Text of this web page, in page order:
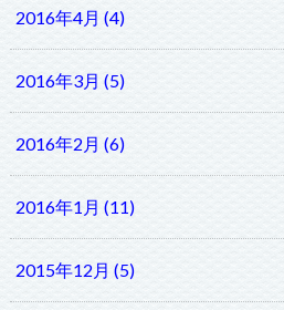
2016年4月 (4)
2016年3月 (5)
2016年2月 (6)
2016年1月 (11)
2015年12月 (5)